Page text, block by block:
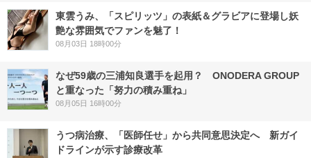
東雲うみ、「スピリッツ」の表紙＆グラビアに登場し妖
艶な雰囲気でファンを魅了！
08月03日 18時00分
なぜ59歳の三浦知良選手を起用？ ONODERA GROUP
と重なった「努力の積み重ね」
08月05日 16時00分
うつ病治療、「医師任せ」から共同意思決定へ 新ガイ
ドラインが示す診療改革